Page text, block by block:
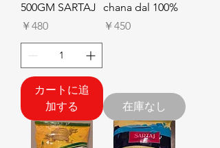
500GM SARTAJ
価格
￥480
カートに追
加する
chana dal 100%
価格
￥450
在庫なし